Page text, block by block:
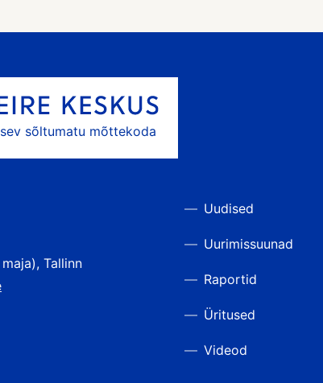
sõltumatu mõttekoda
Tallinn
Uudised
Uurimissuunad
Raportid
Üritused
Videod